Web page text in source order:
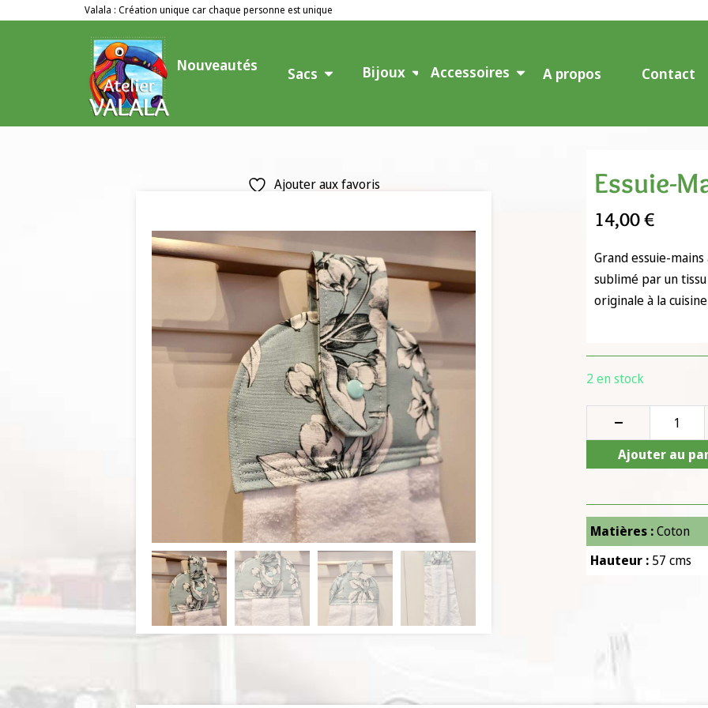
Valala : Création unique car chaque personne est unique
Nouveautés Sacs Bijoux Accessoires A propos Contact
Ajouter aux favoris Essuie-
14,00€
Grand essuie-
sublimé par un
originale à la
2 en stock
Ajouter au
Matières :Coton
Hauteur : 57 cms